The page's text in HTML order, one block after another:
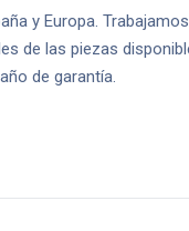
y Europa.
de las piezas
de garantía.